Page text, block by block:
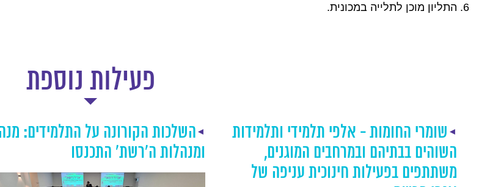
התליון מוכן לתלייה במכונית.
פעילות נוספת
חידונים, הגרלות, חוברות, פרסים: כך
התכוננו מוסדות הרשת לפסח
הפקות חדשניות לגני הילדים